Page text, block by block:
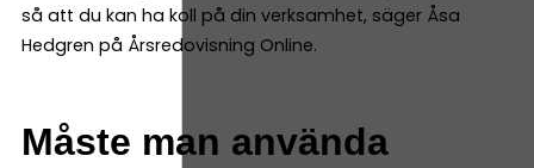
så att du kan ha koll på din verksamhet, säger Åsa
Hedgren på Årsredovisning Online.
Måste man använda